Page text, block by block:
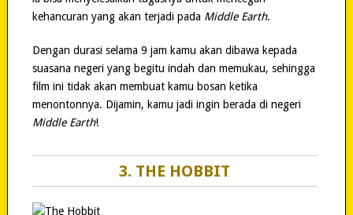
kehancuran yang akan terjadi pada Middle Earth.
Dengan durasi selama 9 jam kamu akan dibawa kepada
suasana negeri yang begitu indah dan memukau, sehingga
film ini tidak akan membuat kamu bosan ketika
menontonnya. Dijamin, kamu jadi ingin berada di negeri
Middle Earth!
3. THE HOBBIT